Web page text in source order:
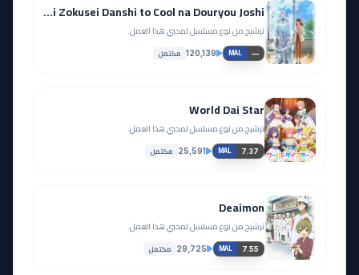
Koori Zokusei Danshi to Cool na Douryou Joshi
ترشيح من نوع مسلسل لمحبي هذا العمل.
MAL —
120,139 مكتمل
World Dai Star
ترشيح من نوع مسلسل لمحبي هذا العمل.
MAL 7.37
25,591 مكتمل
Deaimon
ترشيح من نوع مسلسل لمحبي هذا العمل.
MAL 7.55
29,725 مكتمل